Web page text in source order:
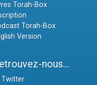
Torah-Box
Torah-Box
Version
nous...
Twitter